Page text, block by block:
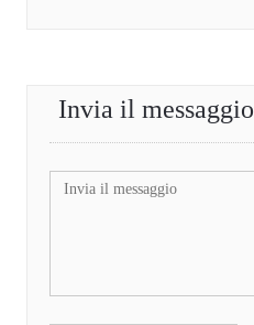
Invia il messaggio